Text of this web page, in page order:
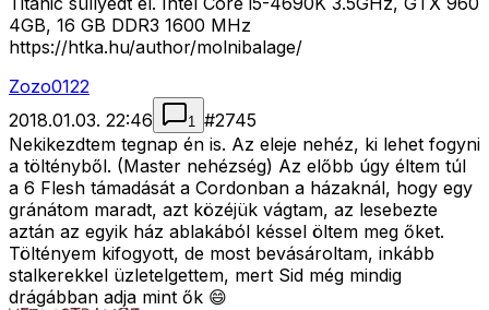
4GB, 16 GB DDR3 1600 MHz
https://htka.hu/author/molnibalage/
Zozo0122
2018.01.03. 22:46
1 #2745
Nekikezdtem tegnap én is. Az eleje nehéz, ki lehet fogyni
a töltényből. (Master nehézség) Az előbb úgy éltem túl
a 6 Flesh támadását a Cordonban a házaknál, hogy egy
gránátom maradt, azt közéjük vágtam, az lesebezte
aztán az egyik ház ablakából késsel öltem meg őket.
Töltényem kifogyott, de most bevásároltam, inkább
stalkerekkel üzletelgettem, mert Sid még mindig
drágábban adja mint ők 😄